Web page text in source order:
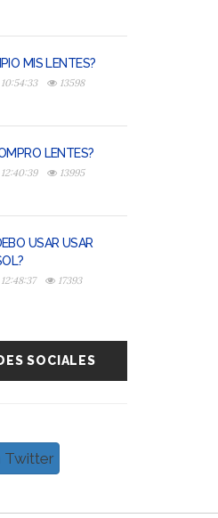
MIS LENTES?
13598
LENTES?
13995
USAR USAR
17393
SOCIALES
Twitter